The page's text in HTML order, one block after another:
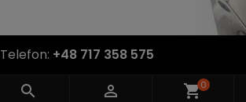
Telefon: +48 717 358 575
  shopping_cart0